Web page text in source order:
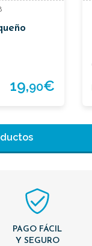
19,90€
PAGO FÁCIL
Y SEGURO